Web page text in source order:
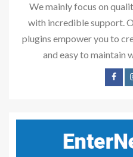
We mainly focus on
with incredible support.
plugins empower you to
and easy to maintain